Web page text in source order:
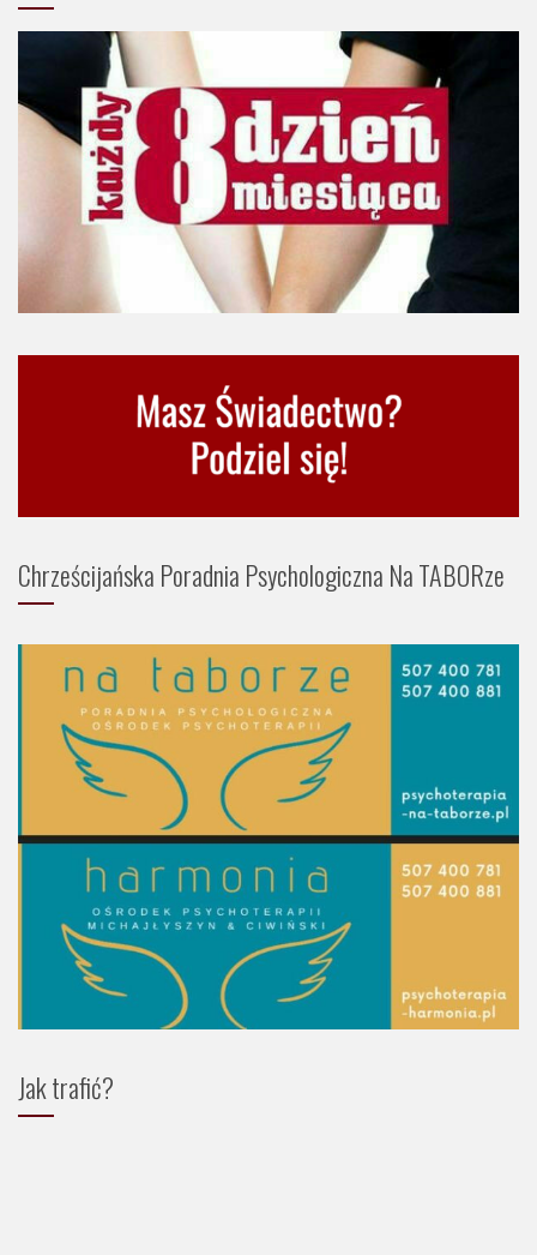
Chrześcijańska Poradnia Psychologiczna Na TABORze
Jak trafić?